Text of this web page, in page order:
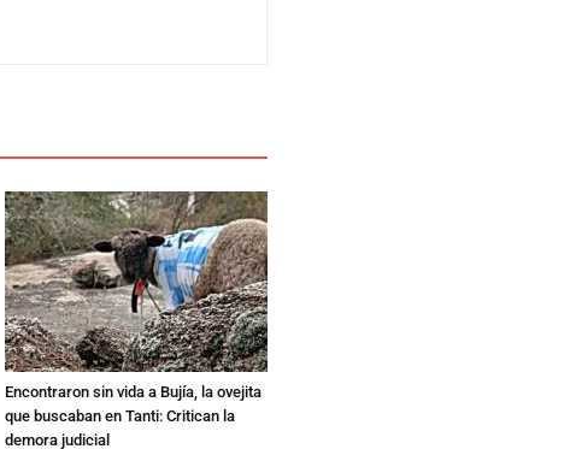
Encontraron sin vida a Bujía, la ovejita
que buscaban en Tanti: Critican la
demora judicial